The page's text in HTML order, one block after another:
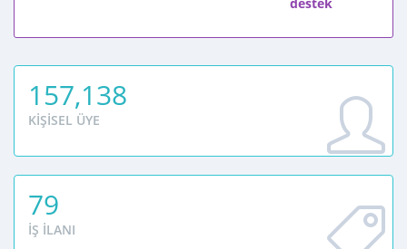
157,138
KIŞISEL ÜYE
79
İŞ İLANI